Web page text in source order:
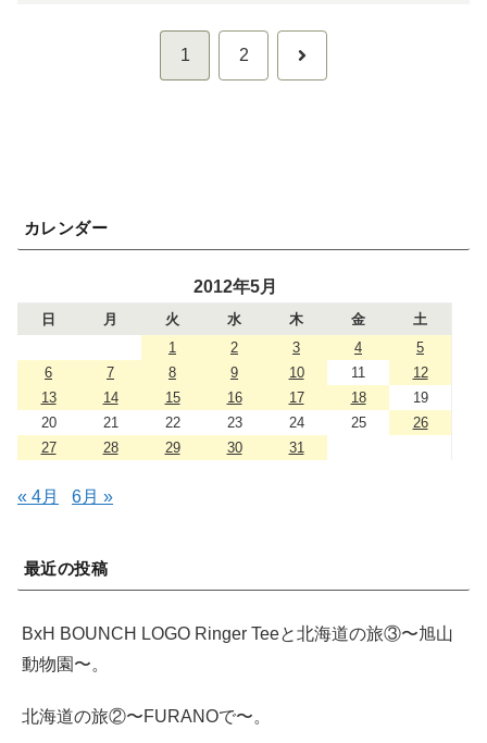
1 2 次
カレンダー
2012年5月
日 月 火 水 木 金
土
1
2 3 4
5
6
7 8 9 10 11
12
13
14 15 16 17 18
19
20
21 22 23 24 25
26
27
28 29 30 31
« 4月 6月 »
最近の投稿
BxH BOUNCH LOGO Ringer Teeと北海道の旅③〜旭山
動物園〜。
北海道の旅②〜FURANOで〜。